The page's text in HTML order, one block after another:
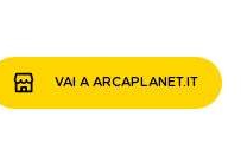
VAI A ARCAPLANET.IT